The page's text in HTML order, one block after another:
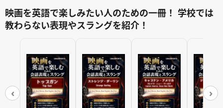
映画を英語で楽しみたい人のための一冊！ 学校では
教わらない表現やスラングを紹介！
‹ ›